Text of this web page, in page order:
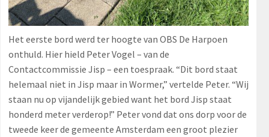
Het eerste bord werd ter hoogte van OBS De Harpoen
onthuld. Hier hield Peter Vogel – van de
Contactcommissie Jisp – een toespraak. “Dit bord staat
helemaal niet in Jisp maar in Wormer,” vertelde Peter. “Wij
staan nu op vijandelijk gebied want het bord Jisp staat
honderd meter verderop!” Peter vond dat ons dorp voor de
tweede keer de gemeente Amsterdam een groot plezier